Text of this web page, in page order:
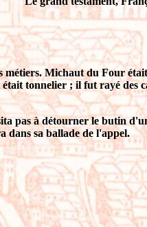
métiers. Michaut du Four
tonnelier ; il fut rayé des
pas à détourner le butin
dans sa ballade de l'appel.